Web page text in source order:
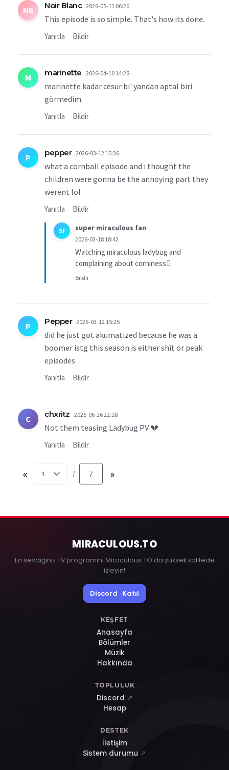
NB Noir Blanc 2026-05-11 06:26
This episode is so simple. That's how its done.
Yanıtla Bildir
M marinette 2026-04-10 14:28
marinette kadar cesur bi' yandan aptal biri
görmedim.
Yanıtla Bildir
P pepper 2026-03-12 15:36
what a cornball episode and i thought the
children were gonna be the annoying part they
werent lol
Yanıtla Bildir
SF super miraculous fan
2026-03-18 18:42
Watching miraculous ladybug and
complaining about corniness🫩
Bildir
P Pepper 2026-03-12 15:25
did he just got akumatized because he was a
boomer istg this season is either shit or peak
episodes
Yanıtla Bildir
C chxritz 2025-06-26 22:18
Not them teasing Ladybug PV 💔
Yanıtla Bildir
« / 7 »
MIRACULOUS.TO
En sevdiğiniz TV programını Miraculous.TO'da yüksek kalitede
izleyin!
Discord · Katıl
KEŞFET
Anasayfa
Bölümler
Müzik
Hakkında
TOPLULUK
Discord ↗
Hesap
DESTEK
İletişim
Sistem durumu ↗